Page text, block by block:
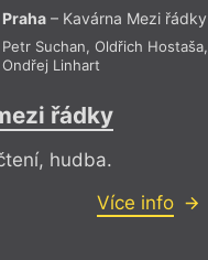
Praha– Kavárna Mezi řádky
Petr Suchan, Oldřich Hostaša,
Ondřej Linhart
řádky
hudba.
Více info